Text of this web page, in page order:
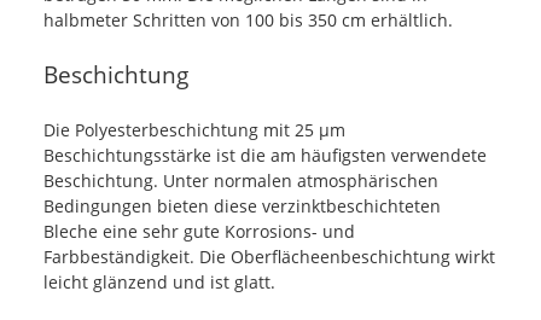
halbmeter Schritten von 100 bis 350 cm erhältlich.
Beschichtung
Die Polyesterbeschichtung mit 25 µm
Beschichtungsstärke ist die am häufigsten verwendete
Beschichtung. Unter normalen atmosphärischen
Bedingungen bieten diese verzinktbeschichteten
Bleche eine sehr gute Korrosions- und
Farbbeständigkeit. Die Oberflächeenbeschichtung wirkt
leicht glänzend und ist glatt.